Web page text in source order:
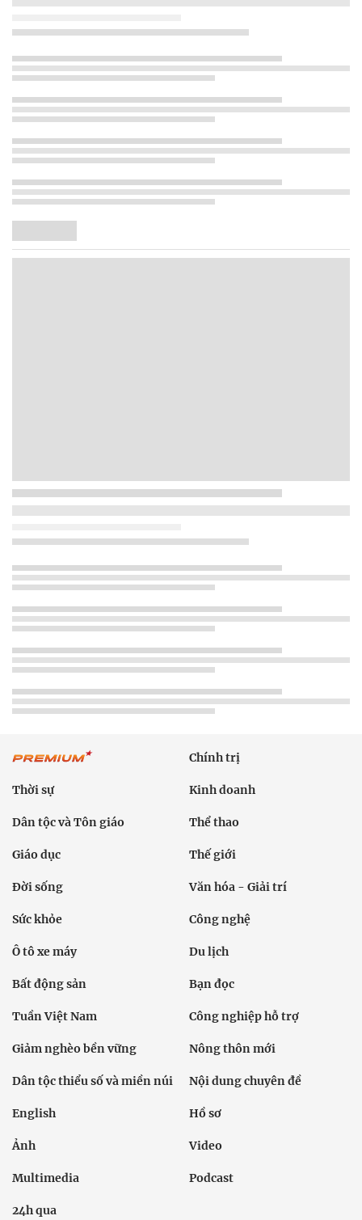
Chính trị
Thời sự Kinh doanh
Dân tộc và Tôn giáo Thể thao
Giáo dục Thế giới
Đời sống Văn hóa - Giải trí
Sức khỏe Công nghệ
Ô tô xe máy Du lịch
Bất động sản Bạn đọc
Tuần Việt Nam Công nghiệp hỗ trợ
Giảm nghèo bền vững Nông thôn mới
Dân tộc thiểu số và miền núi Nội dung chuyên đề
English Hồ sơ
Ảnh Video
Multimedia Podcast
24h qua